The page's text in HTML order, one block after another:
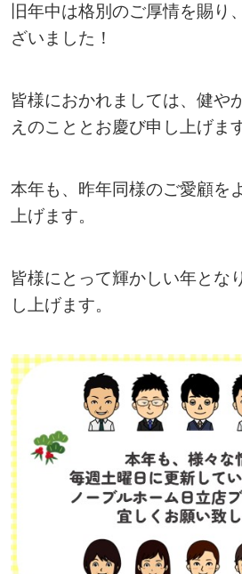
旧年中は格別のご厚情を賜り
ざいました！
皆様におかれましては、健や
えのこととお慶び申し上げま
本年も、昨年同様のご愛顧を
上げます。
皆様にとって輝かしい年とな
し上げます。